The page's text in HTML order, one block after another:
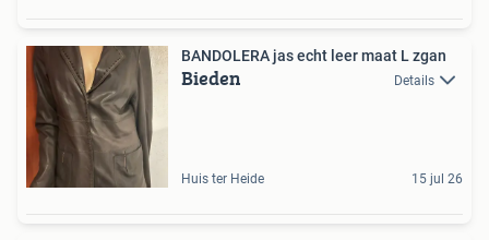
BANDOLERA jas echt leer maat L zgan
Bieden Details
Huis ter Heide 15 jul 26